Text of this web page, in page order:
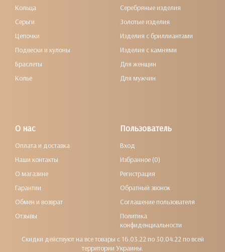
Кольца
Серьги
Цепочки
Подвески и кулоны
Браслеты
Колье
Серебряные изделия
Золотые изделия
Изделия с бриллиантами
Изделия с камнями
Для женщин
Для мужчин
О нас
Оплата и доставка
Наши контакты
О магазине
Гарантии
Обмен и возврат
Отзывы
Пользователь
Вход
Избранное (0)
Регистрация
Обратный звонок
Соглашение пользователя
Политика
конфиденциальности
Скидки действуют на все товары с 16.03.22 по 30.04.22 по всей
территории Украины.